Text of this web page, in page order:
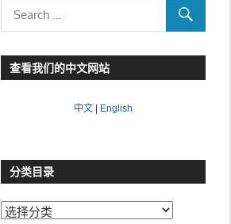
查看我们的中文网站
中文| English
分类目录
分